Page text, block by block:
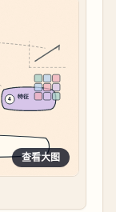
查看大图